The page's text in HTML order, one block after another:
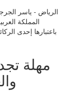
المملكة
باعتبارها إحدى
مهلة